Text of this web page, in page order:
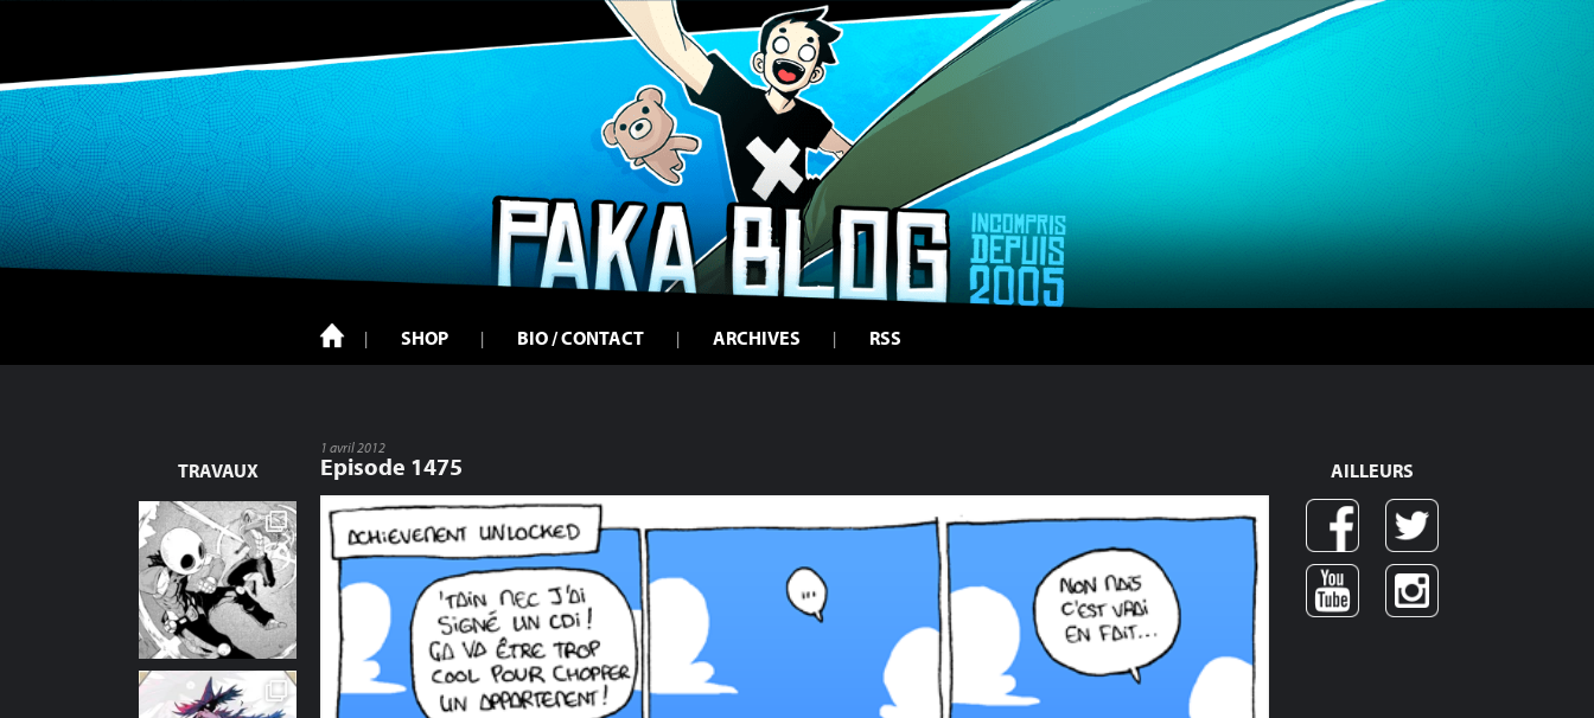
SHOP BIO / CONTACT ARCHIVES RSS
TRAVAUX
1 avril 2012
Episode 1475 AILLEURS